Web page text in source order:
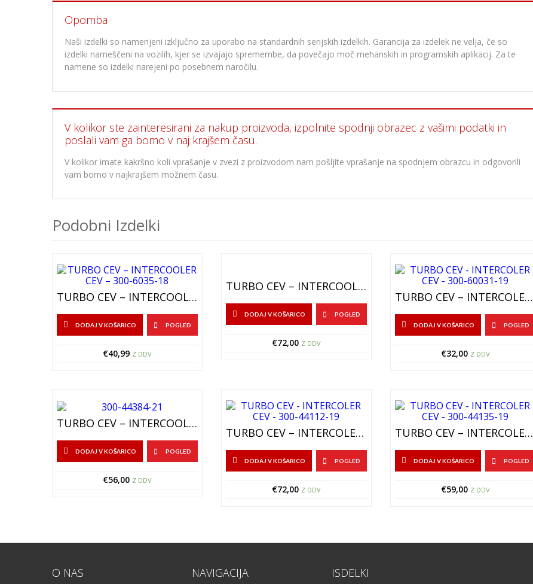
Opomba
Naši izdelki so namenjeni izključno za uporabo na standardnih serijskih izdelkih. Garancija za izdelek ne velja, če so
izdelki nameščeni na vozilih, kjer se izvajajo spremembe, da povečajo moč mehanskih in programskih aplikacij. Za te
namene so izdelki narejeni po posebnem naročilu.
V kolikor ste zainteresirani za nakup proizvoda, izpolnite spodnji obrazec z vašimi podatki in
poslali vam ga bomo v naj krajšem času.
V kolikor imate kakršno koli vprašanje v zvezi z proizvodom nam pošljite vprašanje na spodnjem obrazcu in odgovorili
vam bomo v najkrajšem možnem času.
Podobni Izdelki
TURBO CEV – INTERCOOLER CEV – 300-6035-18
DODAJ V KOŠARICO POGLED
€40,99 Z DDV
TURBO CEV – INTERCOOLER CEV – 300-44310-20
DODAJ V KOŠARICO POGLED
€72,00 Z DDV
TURBO CEV – INTERCOLER CEV – 300-60031-19
DODAJ V KOŠARICO POGLED
€32,00 Z DDV
TURBO CEV – INTERCOOLER CEV – 300-44384-21
DODAJ V KOŠARICO POGLED
€56,00 Z DDV
TURBO CEV – INTERCOLER CEV – 300-44112-19
DODAJ V KOŠARICO POGLED
€72,00 Z DDV
TURBO CEV – INTERCOLER CEV – 300-44135-19
DODAJ V KOŠARICO POGLED
€59,00 Z DDV
O NAS NAVIGACIJA ISDELKI